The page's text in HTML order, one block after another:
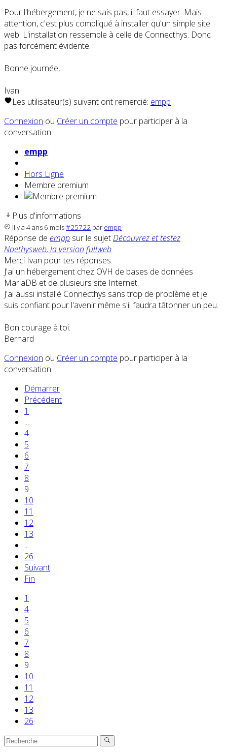
Pour l'hébergement, je ne sais pas, il faut essayer. Mais
attention, c'est plus compliqué à installer qu'un simple site
web. L'installation ressemble à celle de Connecthys. Donc
pas forcément évidente.
Bonne journée,
Ivan
Les utilisateur(s) suivant ont remercié: empp
Connexion ou Créer un compte pour participer à la
conversation.
empp
Hors Ligne
Membre premium
Plus d'informations
il y a 4 ans 6 mois#25722 par empp
Réponse de empp sur le sujetDécouvrez et testez
Noethysweb, la version fullweb
Merci Ivan pour tes réponses.
J'ai un hébergement chez OVH de bases de données
MariaDB et de plusieurs site Internet.
J'ai aussi installé Connecthys sans trop de problème et je
suis confiant pour l'avenir même s'il faudra tâtonner un peu.
Bon courage à toi.
Bernard
Connexion ou Créer un compte pour participer à la
conversation.
Démarrer
Précédent
1
...
4
5
6
7
8
9
10
11
12
13
...
26
Suivant
Fin
1
4
5
6
7
8
9
10
11
12
13
26